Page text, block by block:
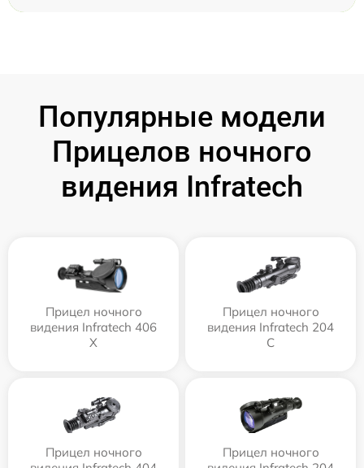
Популярные модели
Прицелов ночного
видения Infratech
Прицел ночного
видения Infratech 406
Х
Прицел ночного
видения Infratech 204
С
Прицел ночного
Прицел ночного